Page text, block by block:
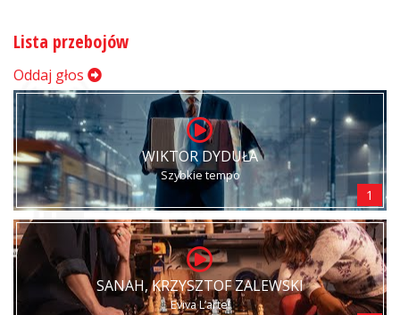
Lista przebojów
Oddaj głos
WIKTOR DYDUŁA
Szybkie tempo
1
SANAH, KRZYSZTOF ZALEWSKI
Eviva L’arte!